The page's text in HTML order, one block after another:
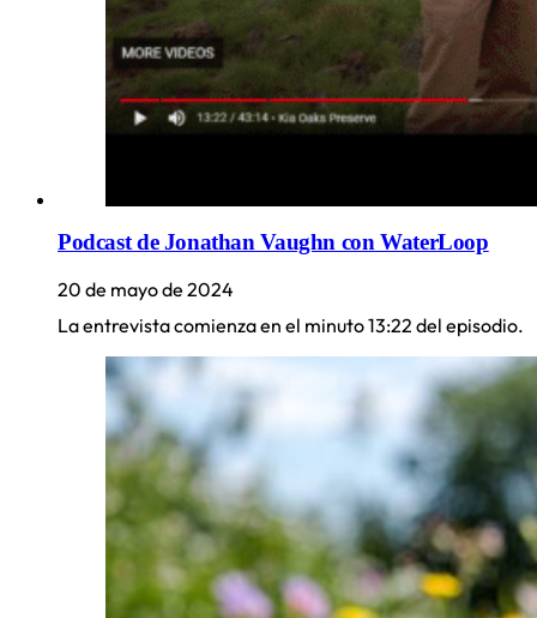
Podcast de Jonathan Vaughn con WaterLoop
20 de mayo de 2024
La entrevista comienza en el minuto 13:22 del episodio.